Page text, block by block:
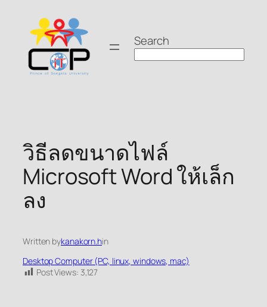
content
Search
วิธีลดขนาดไฟล์
Microsoft Word ให้เล็ก
ลง
Written bykanakorn.hin
Desktop Computer (PC, linux, windows, mac)
Post Views: 3,127